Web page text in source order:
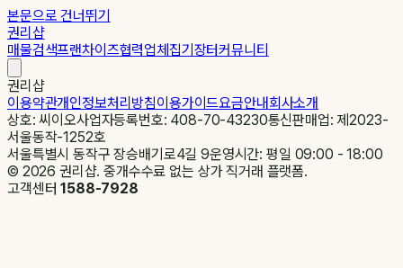
본문으로 건너뛰기
권리샵
매물검색프랜차이즈협력업체집기장터커뮤니티
권리샵
이용약관개인정보처리방침이용가이드요금안내회사소개
상호: 씨이오사업자등록번호: 408-70-43230통신판매업: 제2023-
서울동작-1252호
서울특별시 동작구 장승배기로4길 9운영시간: 평일 09:00 - 18:00
© 2026 권리샵. 중개수수료 없는 상가 직거래 플랫폼.
고객센터1588-7928